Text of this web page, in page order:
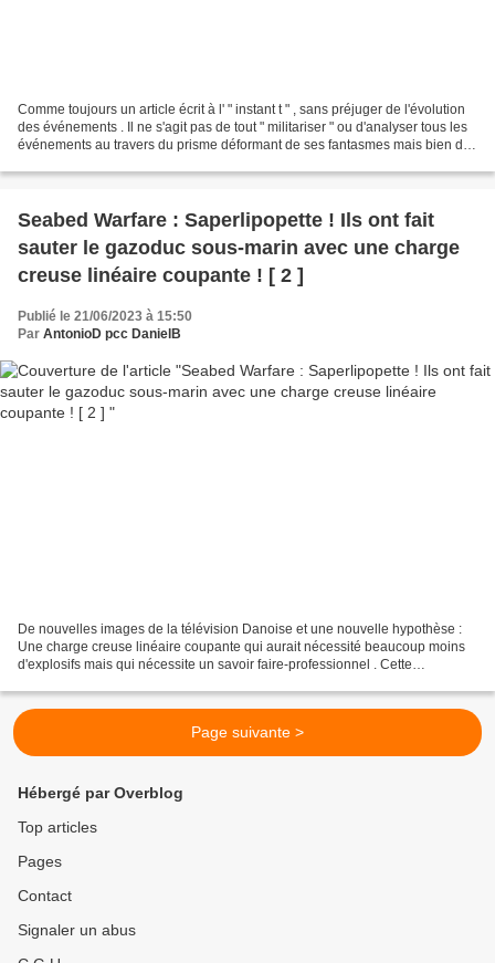
Comme toujours un article écrit à l' " instant t " , sans préjuger de l'évolution
des événements . Il ne s'agit pas de tout " militariser " ou d'analyser tous les
événements au travers du prisme déformant de ses fantasmes mais bien de
Seabed Warfare : Saperlipopette ! Ils ont fait
sauter le gazoduc sous-marin avec une charge
creuse linéaire coupante ! [ 2 ]
Publié le 21/06/2023 à 15:50
Par AntonioD pcc DanielB
De nouvelles images de la télévision Danoise et une nouvelle hypothèse :
Une charge creuse linéaire coupante qui aurait nécessité beaucoup moins
d'explosifs mais qui nécessite un savoir faire-professionnel . Cette
Page suivante >
Hébergé par Overblog
Top articles
Pages
Contact
Signaler un abus